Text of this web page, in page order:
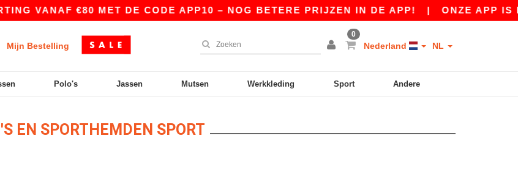
€80 MET DE CODE APP10 – NOG BETERE PRIJZEN IN DE APP!|ONZE APP IS LIVE!
Mijn Bestelling
0
Nederland NL
Polo's Jassen Mutsen Werkkleding Sport Andere
EN SPORTHEMDEN SPORT